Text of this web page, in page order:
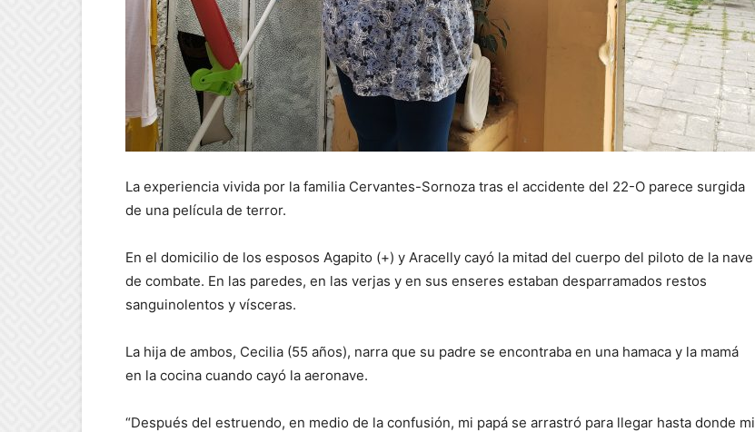
La experiencia vivida por la familia Cervantes-Sornoza tras el accidente del 22-O parece surgida
de una película de terror.
En el domicilio de los esposos Agapito (+) y Aracelly cayó la mitad del cuerpo del piloto de la nave
de combate. En las paredes, en las verjas y en sus enseres estaban desparramados restos
sanguinolentos y vísceras.
La hija de ambos, Cecilia (55 años), narra que su padre se encontraba en una hamaca y la mamá
en la cocina cuando cayó la aeronave.
“Después del estruendo, en medio de la confusión, mi papá se arrastró para llegar hasta donde mi